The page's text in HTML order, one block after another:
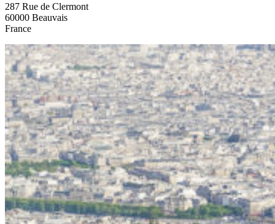
287 Rue de Clermont
60000 Beauvais
France